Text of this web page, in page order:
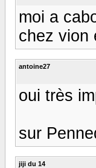
moi a
chez vion
antoine27
oui très
sur
jiji du 14